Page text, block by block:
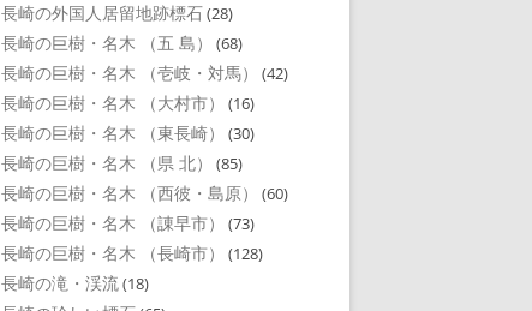
長崎の外国人居留地跡標石(28)
長崎の巨樹・名木 （五 島） (68)
長崎の巨樹・名木 （壱岐・対馬） (42)
長崎の巨樹・名木 （大村市） (16)
長崎の巨樹・名木 （東長崎） (30)
長崎の巨樹・名木 （県 北） (85)
長崎の巨樹・名木 （西彼・島原） (60)
長崎の巨樹・名木 （諌早市） (73)
長崎の巨樹・名木 （長崎市） (128)
長崎の滝・渓流(18)